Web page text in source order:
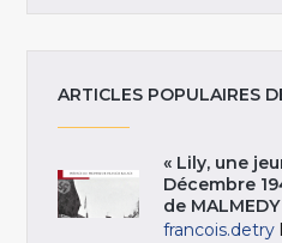
ARTICLES POPULAIRES
« Lily, une
Décembre
de
francois.detry